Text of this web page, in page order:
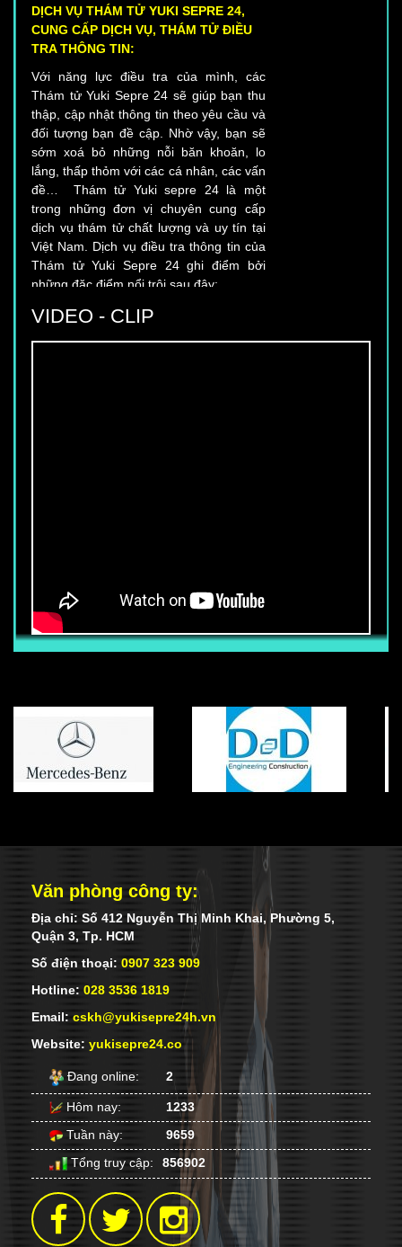
CUNG CẤP DỊCH VỤ, THÁM TỬ ĐIỀU
TRA THÔNG TIN:
Thám tử Yuki Sepre 24 sẽ giúp bạn thu
thập, cập nhật thông tin theo yêu cầu và
đối tượng bạn đề cập. Nhờ vậy, bạn sẽ
sớm xoá bỏ những nỗi băn khoăn, lo
lắng, thấp thỏm với các cá nhân, các vấn
đề… Thám tử Yuki sepre 24 là một
trong những đơn vị chuyên cung cấp
dịch vụ thám tử chất lượng và uy tín tại
Việt Nam. Dịch vụ điều tra thông tin của
Thám tử Yuki Sepre 24 ghi điểm bởi
những đặc điểm nổi trội sau đây:
TÒA NHÀ
Thu nhập chính thức từ : 6.800.000 vnđ
trở lên (Chưa bao gồm các phụ cấp
ngữ, võ thuật) Nhân viên được hưởng
đầy đủ chế độ BHXH-BHYT-BHTN khi ký
hợp đồng chính thức với công ty. Mọi
chế độ khác tuân thủ đúng luật lao động
của nhà nước.
VIDEO - CLIP
Văn phòng công ty:
Địa chỉ: Số 412 Nguyễn Thị Minh Khai, Phường 5,
Quận 3, Tp. HCM
Số điện thoại: 0907 323 909
Hotline: 028 3536 1819
Email: cskh@yukisepre24h.vn
Website: yukisepre24.co
Đang online: 2
Hôm nay:
1233
Tuần này:
9659
Tổng truy cập:
856902